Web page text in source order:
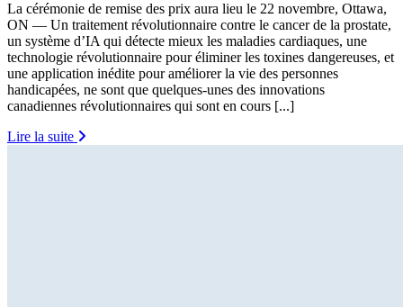
La cérémonie de remise des prix aura lieu le 22 novembre, Ottawa,
ON — Un traitement révolutionnaire contre le cancer de la prostate,
un système d’IA qui détecte mieux les maladies cardiaques, une
technologie révolutionnaire pour éliminer les toxines dangereuses, et
une application inédite pour améliorer la vie des personnes
handicapées, ne sont que quelques-unes des innovations
canadiennes révolutionnaires qui sont en cours [...]
Lire la suite